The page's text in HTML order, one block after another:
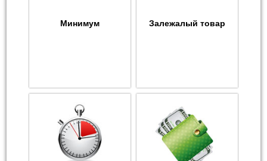
Минимум Залежалый товар